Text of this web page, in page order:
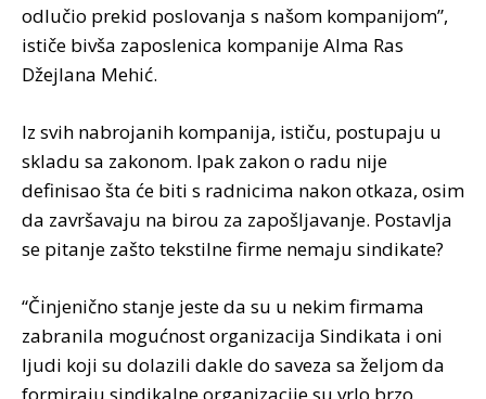
odlučio prekid poslovanja s našom kompanijom”,
ističe bivša zaposlenica kompanije Alma Ras
Džejlana Mehić.
Iz svih nabrojanih kompanija, ističu, postupaju u
skladu sa zakonom. Ipak zakon o radu nije
definisao šta će biti s radnicima nakon otkaza, osim
da završavaju na birou za zapošljavanje. Postavlja
se pitanje zašto tekstilne firme nemaju sindikate?
“Činjenično stanje jeste da su u nekim firmama
zabranila mogućnost organizacija Sindikata i oni
ljudi koji su dolazili dakle do saveza sa željom da
formiraju sindikalne organizacije su vrlo brzo